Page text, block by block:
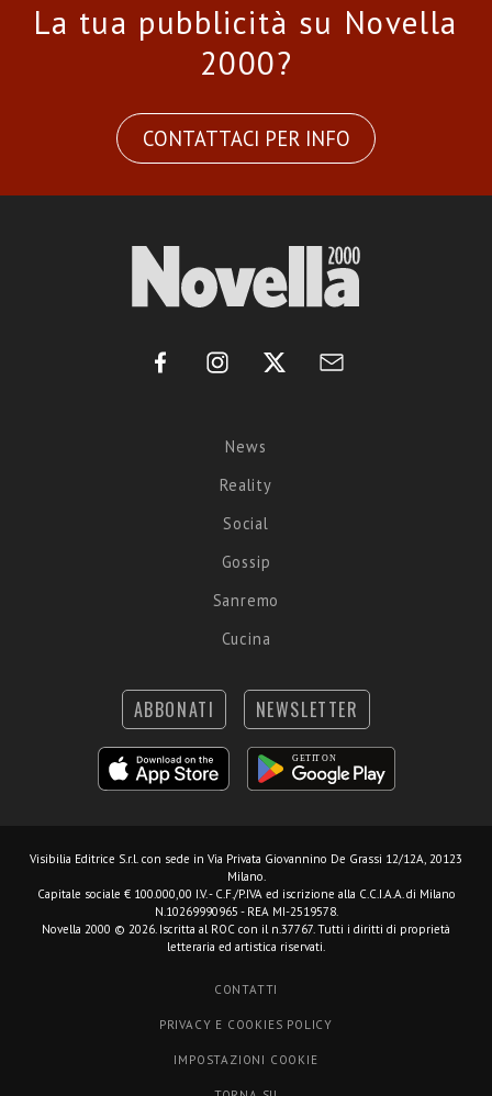
La tua pubblicità su Novella
2000?
CONTATTACI PER INFO
News
Reality
Social
Gossip
Sanremo
Cucina
ABBONATI NEWSLETTER
Visibilia Editrice S.r.l. con sede in Via Privata Giovannino De Grassi 12/12A, 20123
Milano.
Capitale sociale € 100.000,00 I.V. - C.F./P.IVA ed iscrizione alla C.C.I.A.A. di Milano
N.10269990965 - REA MI-2519578.
Novella 2000 © 2026. Iscritta al ROC con il n.37767. Tutti i diritti di proprietà
letteraria ed artistica riservati.
CONTATTI
PRIVACY E COOKIES POLICY
IMPOSTAZIONI COOKIE